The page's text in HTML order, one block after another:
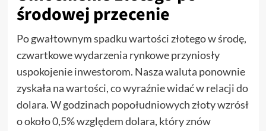
środowej przecenie
Po gwałtownym spadku wartości złotego w środę,
czwartkowe wydarzenia rynkowe przyniosły
uspokojenie inwestorom. Nasza waluta ponownie
zyskała na wartości, co wyraźnie widać w relacji do
dolara. W godzinach popołudniowych złoty wzrósł
o około 0,5% względem dolara, który znów